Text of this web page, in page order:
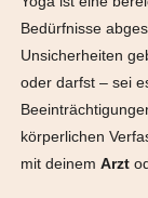
Bedürfnisse
Unsicherheiten
oder darfst – sei
körperlichen
mit deinem Arzt